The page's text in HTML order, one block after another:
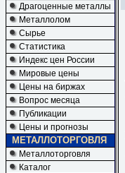
Драгоценные металлы
Металлолом
Сырье
Статистика
Индекс цен России
Мировые цены
Цены на биржах
Вопрос месяца
Публикации
Цены и прогнозы
МЕТАЛЛОТОРГОВЛЯ
Металлоторговля
Каталог